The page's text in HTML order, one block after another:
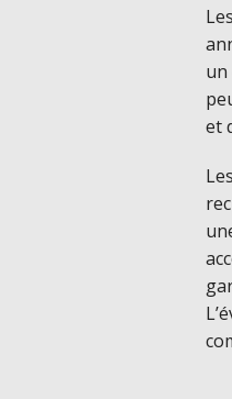
un
et